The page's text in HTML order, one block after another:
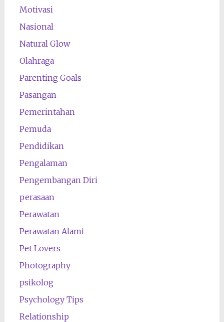
Motivasi
Nasional
Natural Glow
Olahraga
Parenting Goals
Pasangan
Pemerintahan
Pemuda
Pendidikan
Pengalaman
Pengembangan Diri
perasaan
Perawatan
Perawatan Alami
Pet Lovers
Photography
psikolog
Psychology Tips
Relationship